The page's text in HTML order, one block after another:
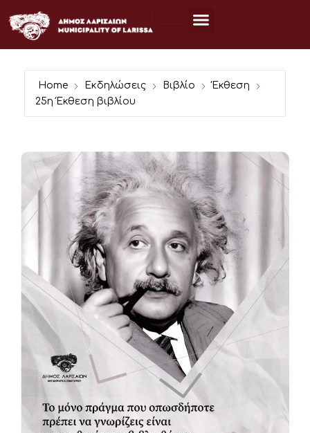
στο
περιεχόμενο
Home Εκδηλώσεις Βιβλίο
Έκθεση
25η Έκθεση βιβλίου